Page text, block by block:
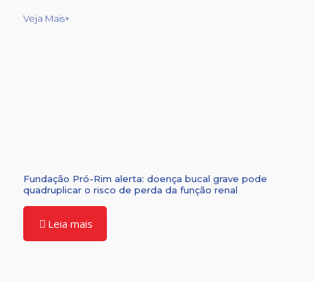
Veja Mais+
Fundação Pró-Rim alerta: doença bucal grave pode
quadruplicar o risco de perda da função renal
Leia mais